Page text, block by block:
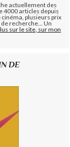
actuellement des
4000 articles depuis
plusieurs prix
recherche... Un
sur le site, sur mon
DE